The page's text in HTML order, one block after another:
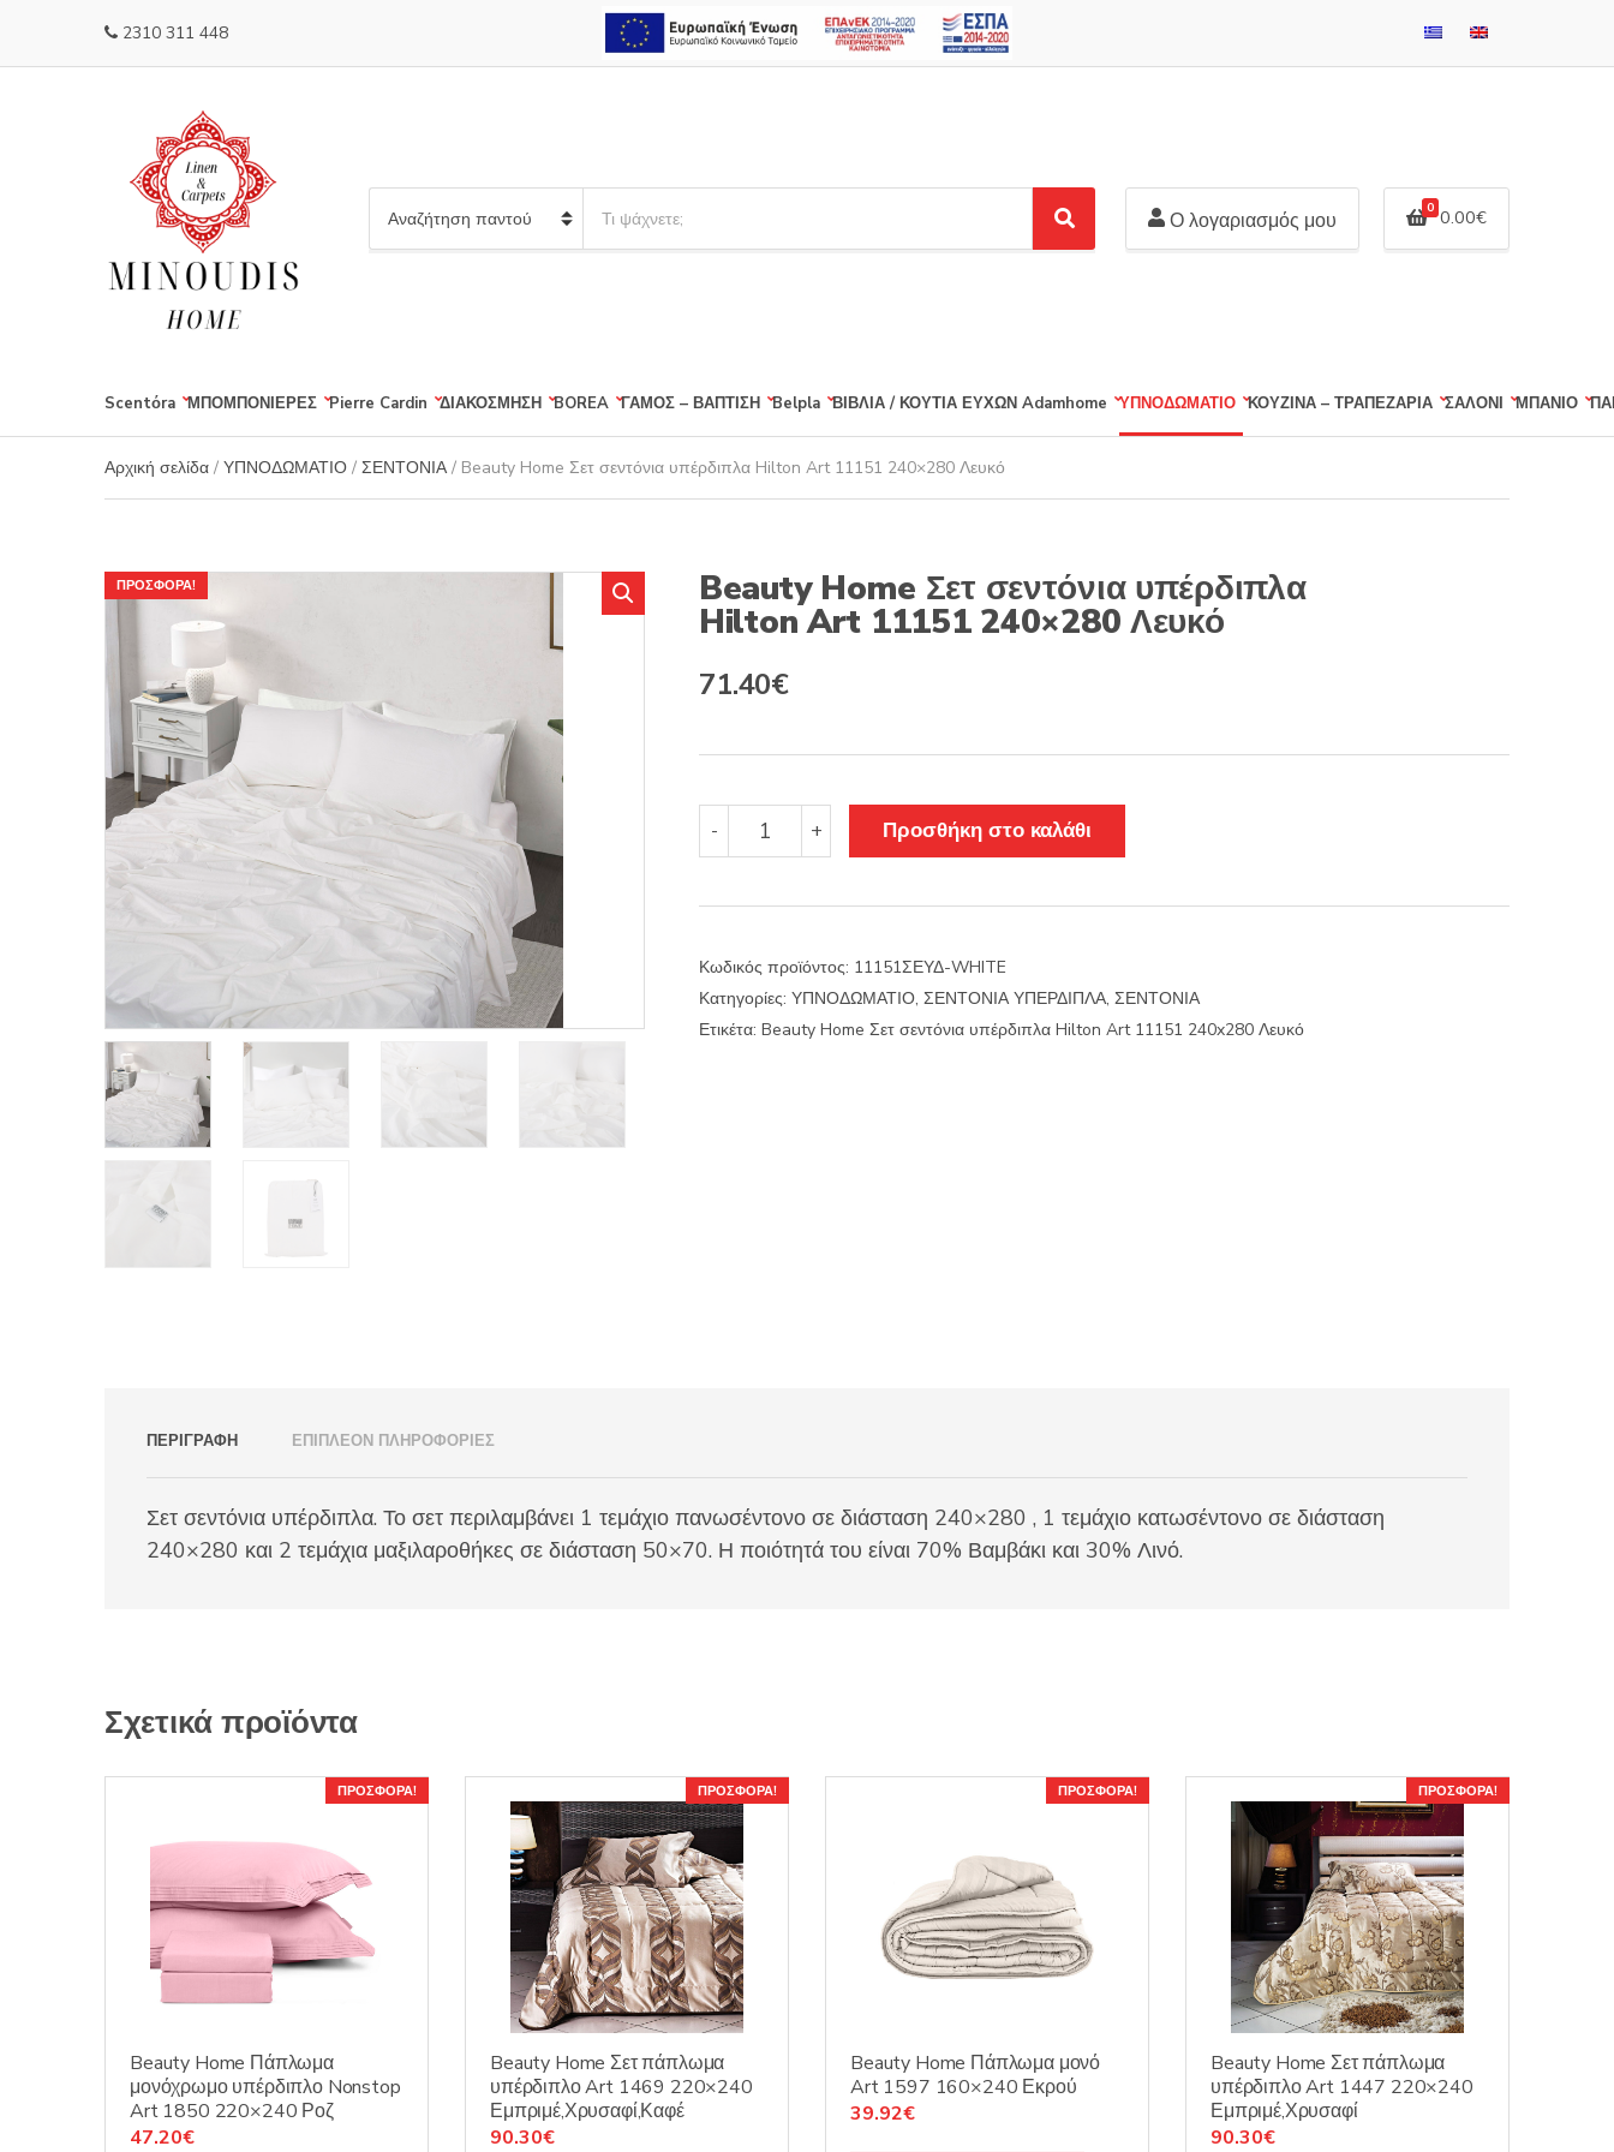
2310 311 448
a
y
n
a
m
a
o
d
u
:
S
e
Ο λογαριασμός μου 0 0.00€
Scentόra ΜΠΟΜΠΟΝΙΕΡΕΣ Pierre Cardin ΔΙΑΚΟΣΜΗΣΗ BOREA ΓΑΜΟΣ – ΒΑΠΤΙΣΗ Belpla ΒΙΒΛΙΑ / ΚΟΥΤΙΑ ΕΥΧΩΝ Adamhome ΥΠΝΟΔΩΜΑΤΙΟ ΚΟΥΖΙΝΑ – ΤΡΑΠΕΖΑΡΙΑ ΣΑΛΟΝΙ ΜΠΑΝΙΟ
Αρχική σελίδα / ΥΠΝΟΔΩΜΑΤΙΟ / ΣΕΝΤΟΝΙΑ / Beauty Home Σετ σεντόνια υπέρδιπλα Hilton Art 11151 240×280 Λευκό
ΠΡΟΣΦΟΡΆ! Beauty Home Σετ σεντόνια υπέρδιπλα
Hilton Art 11151 240×280 Λευκό
Original
119.00€.
71.40€Η
είναι:
71.40€.
-
Beauty
Home
Art
11151
240x280
+ Προσθήκη στο καλάθι
Κωδικός προϊόντος: 11151ΣΕΥΔ-WHITE
Κατηγορίες: ΥΠΝΟΔΩΜΑΤΙΟ, ΣΕΝΤΟΝΙΑ ΥΠΕΡΔΙΠΛΑ, ΣΕΝΤΟΝΙΑ
Ετικέτα: Beauty Home Σετ σεντόνια υπέρδιπλα Hilton Art 11151 240x280 Λευκό
ΠΕΡΙΓΡΑΦΉ ΕΠΙΠΛΈΟΝ ΠΛΗΡΟΦΟΡΊΕΣ
Σετ σεντόνια υπέρδιπλα. Το σετ περιλαμβάνει 1 τεμάχιο πανωσέντονο σε διάσταση 240×280 , 1 τεμάχιο κατωσέντονο σε διάσταση
240×280 και 2 τεμάχια μαξιλαροθήκες σε διάσταση 50×70. Η ποιότητά του είναι 70% Βαμβάκι και 30% Λινό.
Σχετικά προϊόντα
ΠΡΟΣΦΟΡΆ!
Beauty Home Πάπλωμα
μονόχρωμο υπέρδιπλο Nonstop
Art 1850 220×240 Ροζ
Original
47.20€Η
ΠΡΟΣΦΟΡΆ!
Beauty Home Σετ πάπλωμα
υπέρδιπλο Art 1469 220×240
Εμπριμέ,Χρυσαφί,Καφέ
Original
90.30€Η
ΠΡΟΣΦΟΡΆ!
Beauty Home Πάπλωμα μονό
Art 1597 160×240 Εκρού
Original
39.92€Η
ΠΡΟΣΦΟΡΆ!
Beauty Home Σετ πάπλωμα
υπέρδιπλο Art 1447 220×240
Εμπριμέ,Χρυσαφί
Original
90.30€Η